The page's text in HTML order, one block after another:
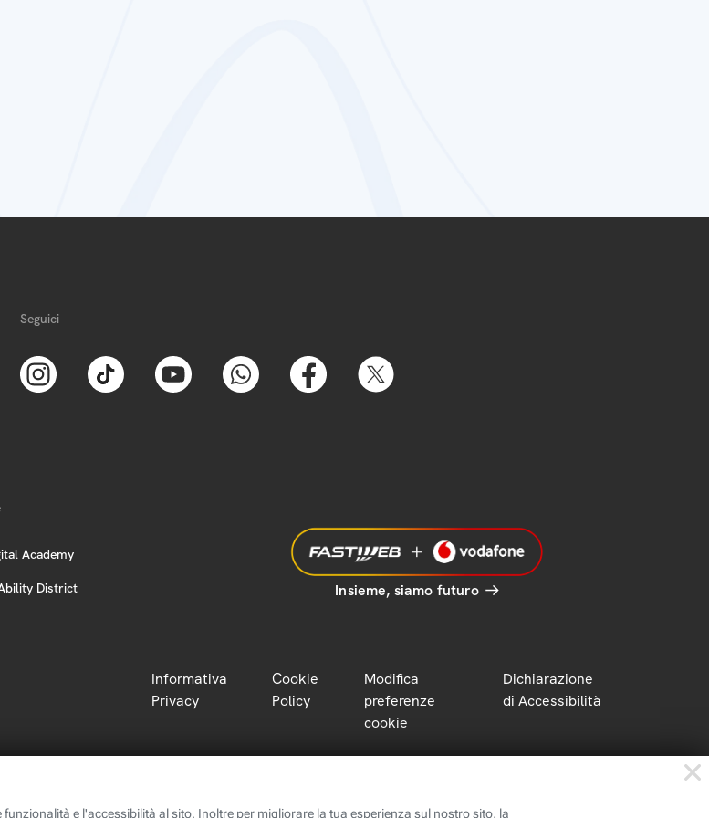
Seguici
Academy
District Insieme, siamo futuro
Informativa
Privacy
Cookie
Policy
Modifica
preferenze
cookie
Dichiarazione
di Accessibilità